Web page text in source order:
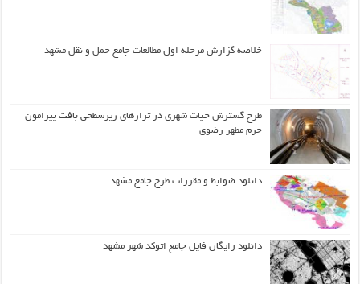
خلاصه گزارش مرحله اول مطالعات جامع حمل و نقل مشهد
طرح گسترش حیات شهري در ترازهاي زیرسطحی بافت پیرامون
حرم مطهر رضوي
دانلود ضوابط و مقررات طرح جامع مشهد
دانلود رایگان فایل جامع اتوکد شهر مشهد